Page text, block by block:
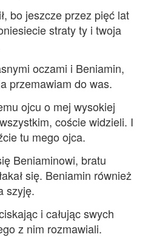
bo jeszcze przez pięć lat
straty ty i twoja
oczami i Beniamin,
przemawiam do was.
ojcu o mej wysokiej
coście widzieli. I
tu mego ojca.
Beniaminowi, bratu
się. Beniamin również
szyję.
i całując swych
z nim rozmawiali.